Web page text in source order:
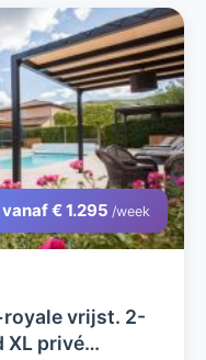
vanaf € 1.295 /week
vrijst. 2-
XL privé